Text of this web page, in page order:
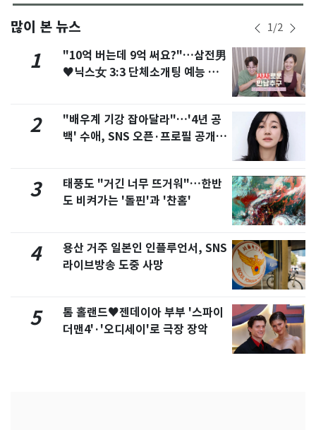
많이 본 뉴스 1/2
1
"10억 버는데 9억 써요?"…삼전男
♥닉스女 3:3 단체소개팅 예능 화
2
"배우계 기강 잡아달라"…'4년 공
백' 수애, SNS 오픈·프로필 공개
3
태풍도 "거긴 너무 뜨거워"…한반
도 비켜가는 '돌핀'과 '찬홈'
4
용산 거주 일본인 인플루언서, SNS
라이브방송 도중 사망
5
톰 홀랜드♥젠데이아 부부 '스파이
더맨4'·'오디세이'로 극장 장악